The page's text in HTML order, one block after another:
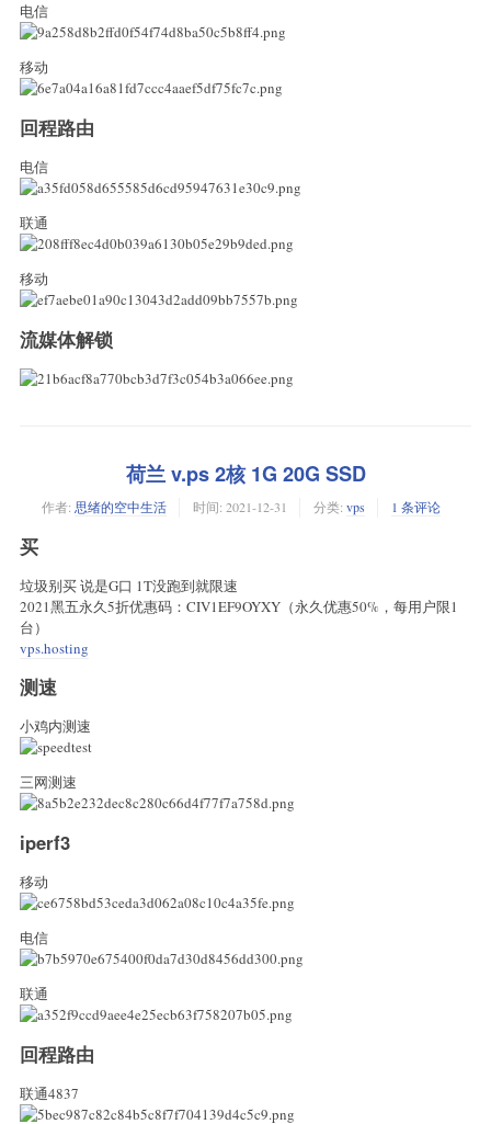
电信
移动
回程路由
电信
联通
移动
流媒体解锁
荷兰 v.ps 2核 1G 20G SSD
作者: 思绪的空中生活 时间: 2021-12-31 分类: vps 1 条评论
买
垃圾别买 说是G口 1T没跑到就限速
2021黑五永久5折优惠码：CIV1EF9OYXY（永久优惠50%，每用户限1
台）
vps.hosting
测速
小鸡内测速
三网测速
iperf3
移动
电信
联通
回程路由
联通4837